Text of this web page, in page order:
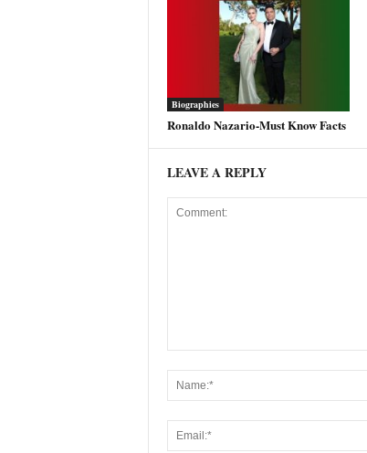
Biographies
Ronaldo Nazario-Must Know Facts
LEAVE A REPLY